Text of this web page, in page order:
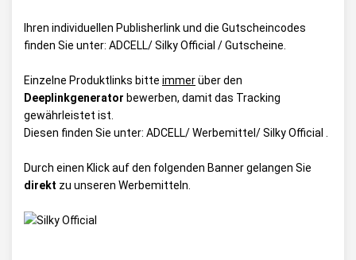
Ihren individuellen Publisherlink und die Gutscheincodes
finden Sie unter: ADCELL/ Silky Official / Gutscheine
Einzelne Produktlinks bitte immerüber den
Deeplinkgenerator bewerben, damit das Tracking
gewährleistet ist.
Diesen finden Sie unter: ADCELL/ Werbemittel/ Silky Official
Durch einen Klick auf den folgenden Banner gelangen Sie
direkt zu unseren Werbemitteln.